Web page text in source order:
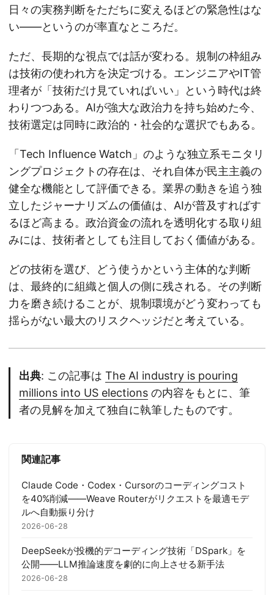
日々の実務判断をただちに変えるほどの緊急性はな
い——というのが率直なところだ。
ただ、長期的な視点では話が変わる。規制の枠組み
は技術の使われ方を決定づける。エンジニアやIT管
理者が「技術だけ見ていればいい」という時代は終
わりつつある。AIが強大な政治力を持ち始めた今、
技術選定は同時に政治的・社会的な選択でもある。
「Tech Influence Watch」のような独立系モニタリ
ングプロジェクトの存在は、それ自体が民主主義の
健全な機能として評価できる。業界の動きを追う独
立したジャーナリズムの価値は、AIが普及すればす
るほど高まる。政治資金の流れを透明化する取り組
みには、技術者としても注目しておく価値がある。
どの技術を選び、どう使うかという主体的な判断
は、最終的に組織と個人の側に残される。その判断
力を磨き続けることが、規制環境がどう変わっても
揺らがない最大のリスクヘッジだと考えている。
出典: この記事は The AI industry is pouring
millions into US elections の内容をもとに、筆
者の見解を加えて独自に執筆したものです。
関連記事
Claude Code・Codex・Cursorのコーディングコスト
を40%削減——Weave Routerがリクエストを最適モデ
ルへ自動振り分け
2026-06-28
DeepSeekが投機的デコーディング技術「DSpark」を
公開——LLM推論速度を劇的に向上させる新手法
2026-06-28